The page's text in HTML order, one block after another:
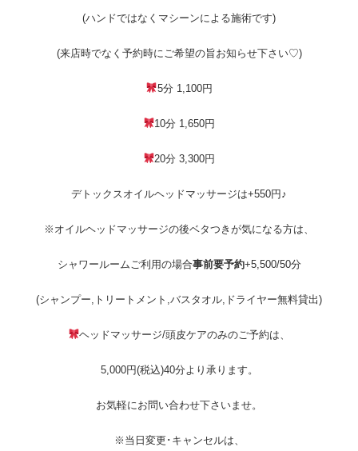
(ハンドではなくマシーンによる施術です)
(来店時でなく予約時にご希望の旨お知らせ下さい♡)
5分 1,100円
10分 1,650円
20分 3,300円
デトックスオイルヘッドマッサージは+550円♪
※オイルヘッドマッサージの後ベタつきが気になる方は、
シャワールームご利用の場合事前要予約+5,500/50分
(シャンプー,トリートメント,バスタオル,ドライヤー無料貸出)
ヘッドマッサージ/頭皮ケアのみのご予約は、
5,000円(税込)40分より承ります。
お気軽にお問い合わせ下さいませ。
※当日変更･キャンセルは、